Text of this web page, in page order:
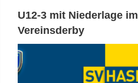
U12-3 mit Niederlage im
Vereinsderby